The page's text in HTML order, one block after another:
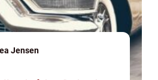
Jensen